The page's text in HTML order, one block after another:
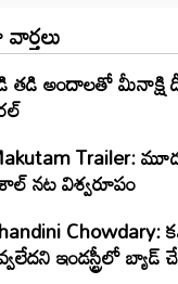
తడి అందాలతో మీనాక్షి
Trailer:
నట విశ్వరూపం
ఇండస్ట్రీలో బ్యాడ్